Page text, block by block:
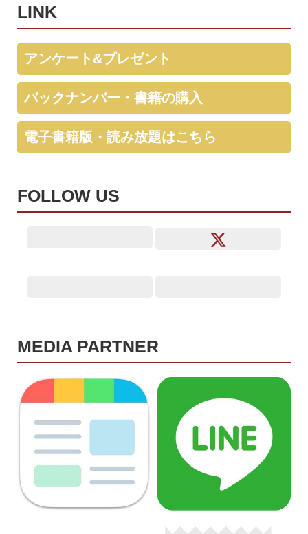
LINK
アンケート&プレゼント
バックナンバー・書籍の購入
電子書籍版・読み放題はこちら
FOLLOW US
MEDIA PARTNER